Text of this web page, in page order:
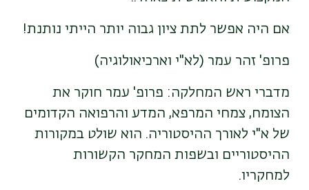
אם היה אפשר לתת ציון גבוה יותר הייתי נותנת!
פרופ' זהר עמר (לא"י וארכיאולוגיה)
מדברי ראש המחלקה: פרופ' עמר חוקר את
הצומח, צמחי המרפא, המדע והרפואה הקדומים
של א"י לאורך ההיסטוריה. הוא שולט במקורות
ההיסטוריים ובשפות המחקר הקשורות
למחקריו.